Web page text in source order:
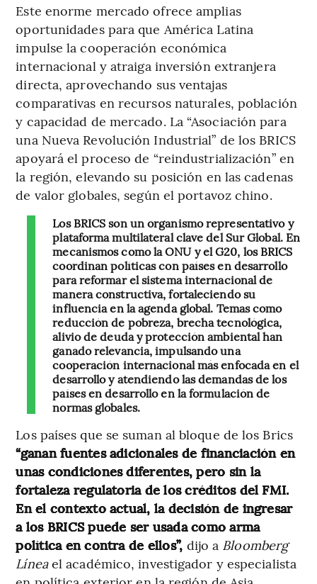
Este enorme mercado ofrece amplias
oportunidades para que América Latina
impulse la cooperación económica
internacional y atraiga inversión extranjera
directa, aprovechando sus ventajas
comparativas en recursos naturales, población
y capacidad de mercado. La “Asociación para
una Nueva Revolución Industrial” de los BRICS
apoyará el proceso de “reindustrialización” en
la región, elevando su posición en las cadenas
de valor globales, según el portavoz chino.
Los BRICS son un organismo representativo y
plataforma multilateral clave del Sur Global. En
mecanismos como la ONU y el G20, los BRICS
coordinan políticas con países en desarrollo
para reformar el sistema internacional de
manera constructiva, fortaleciendo su
influencia en la agenda global. Temas como
reducción de pobreza, brecha tecnológica,
alivio de deuda y protección ambiental han
ganado relevancia, impulsando una
cooperación internacional más enfocada en el
desarrollo y atendiendo las demandas de los
países en desarrollo en la formulación de
normas globales.
Los países que se suman al bloque de los Brics
“ganan fuentes adicionales de financiación en
unas condiciones diferentes, pero sin la
fortaleza regulatoria de los créditos del FMI.
En el contexto actual, la decisión de ingresar
a los BRICS puede ser usada como arma
política en contra de ellos”, dijo a Bloomberg
Líneael académico, investigador y especialista